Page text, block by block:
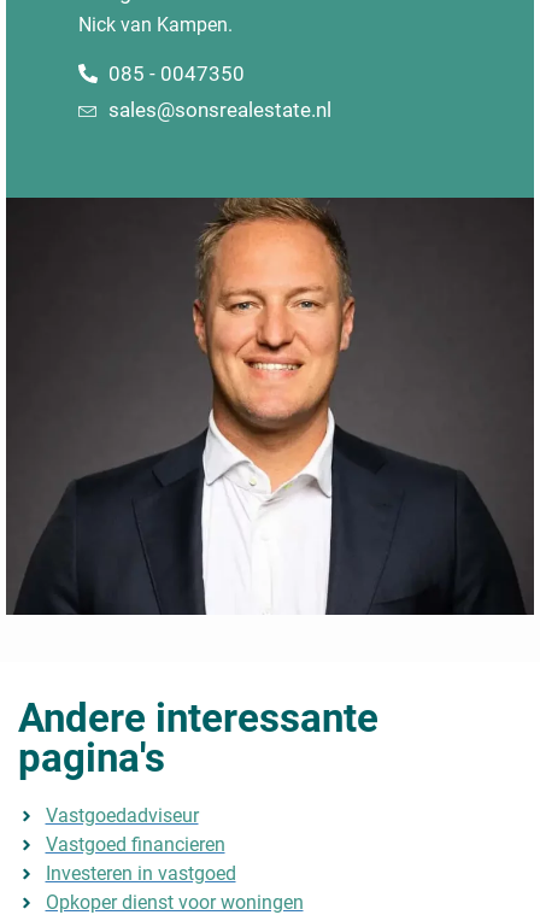
Nick van Kampen.
085 - 0047350
sales@sonsrealestate.nl
Andere interessante
pagina's
Vastgoedadviseur
Vastgoed financieren
Investeren in vastgoed
Opkoper dienst voor woningen